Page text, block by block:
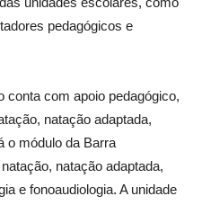
pedagógicos e
conta com apoio pedagógico,
natação adaptada,
o módulo da Barra
natação adaptada,
e fonoaudiologia. A unidade